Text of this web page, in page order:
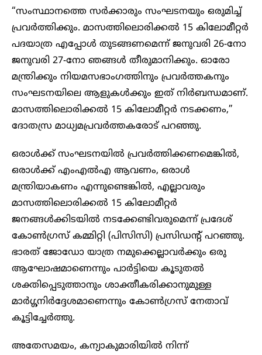
“സംസ്ഥാനത്തെ സർക്കാരും സംഘടനയും ഒരുമിച്ച്
പ്രവർത്തിക്കും. മാസത്തിലൊരിക്കൽ 15 കിലോമീറ്റർ
പദയാത്ര എപ്പോൾ തുടങ്ങണമെന്ന് ജനുവരി 26-നോ
ജനുവരി 27-നോ ഞങ്ങൾ തീരുമാനിക്കും. ഓരോ
മന്ത്രിക്കും നിയമസഭാംഗത്തിനും പ്രവർത്തകനും
സംഘടനയിലെ ആളുകൾക്കും ഇത് നിർബന്ധമാണ്.
മാസത്തിലൊരിക്കൽ 15 കിലോമീറ്റർ നടക്കണം,”
ദോതസ്ര മാധ്യമപ്രവർത്തകരോട് പറഞ്ഞു.
ഒരാൾക്ക് സംഘടനയിൽ പ്രവർത്തിക്കണമെങ്കിൽ,
ഒരാൾക്ക് എംഎൽഎ ആവണം, ഒരാൾ
മന്ത്രിയാകണം എന്നുണ്ടെങ്കിൽ, എല്ലാവരും
മാസത്തിലൊരിക്കൽ 15 കിലോമീറ്റർ
ജനങ്ങൾക്കിടയിൽ നടക്കേണ്ടിവരുമെന്ന് പ്രദേശ്
കോൺഗ്രസ് കമ്മിറ്റി (പിസിസി) പ്രസിഡന്റ് പറഞ്ഞു.
ഭാരത് ജോഡോ യാത്ര നമുക്കെല്ലാവർക്കും ഒരു
ആഘോഷമാണെന്നും പാർട്ടിയെ കൂടുതൽ
ശക്തിപ്പെടുത്താനും ശാക്തീകരിക്കാനുമുള്ള
മാർഗ്ഗനിർദ്ദേശമാണെന്നും കോൺഗ്രസ് നേതാവ്
കൂട്ടിച്ചേർത്തു.
അതേസമയം, കന്യാകുമാരിയിൽ നിന്ന്